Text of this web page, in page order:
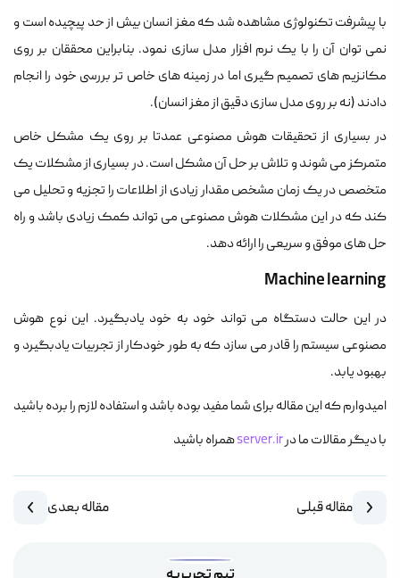
با پیشرفت تکنولوژی مشاهده شد که مغز انسان بیش از حد پیچیده است و
نمی توان آن را با یک نرم افزار مدل سازی نمود. بنابراین محققان بر روی
مکانزیم های تصمیم گیری اما در زمینه های خاص تر بررسی خود را انجام
دادند (نه بر روی مدل سازی دقیق از مغز انسان).
در بسیاری از تحقیقات هوش مصنوعی عمدتا بر روی یک مشکل خاص
متمرکز می شوند و تلاش بر حل آن مشکل است. در بسیاری از مشکلات یک
متخصص در یک زمان مشخص مقدار زیادی از اطلاعات را تجزیه و تحلیل می
کند که در این مشکلات هوش مصنوعی می تواند کمک زیادی باشد و راه
حل های موفق و سریعی را ارائه دهد.
Machine learning
در این حالت دستگاه می تواند خود به خود یادبگیرد. این نوع هوش
مصنوعی سیستم را قادر می سازد که به طور خودکار از تجربیات یادبگیرد و
بهبود یابد.
امیدوارم که این مقاله برای شما مفید بوده باشد و استفاده لازم را برده باشید
با دیگر مقالات ما درserver.irهمراه باشید
مقاله قبلی مقاله بعدی